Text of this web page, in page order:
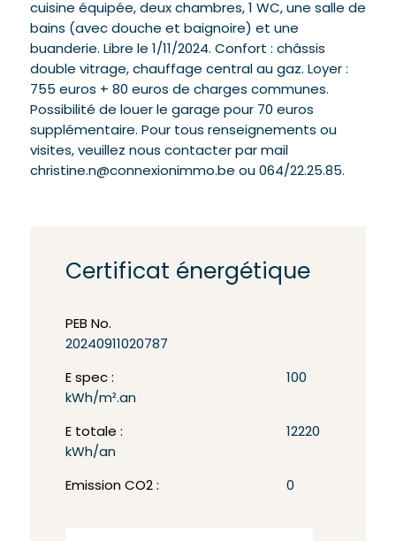
cuisine équipée, deux chambres, 1 WC, une salle de
bains (avec douche et baignoire) et une
buanderie. Libre le 1/11/2024. Confort : châssis
double vitrage, chauffage central au gaz. Loyer :
755 euros + 80 euros de charges communes.
Possibilité de louer le garage pour 70 euros
supplémentaire. Pour tous renseignements ou
visites, veuillez nous contacter par mail
christine.n@connexionimmo.be ou 064/22.25.85.
Certificat énergétique
PEB No.
20240911020787
E spec :
100
kWh/m².an
E totale :
12220
kWh/an
Emission CO2 : 0